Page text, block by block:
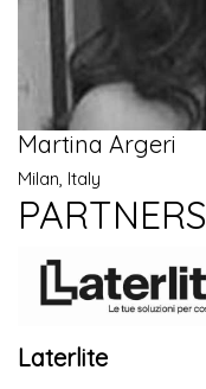
Martina Argeri
Milan, Italy
PARTNERS
Laterlite